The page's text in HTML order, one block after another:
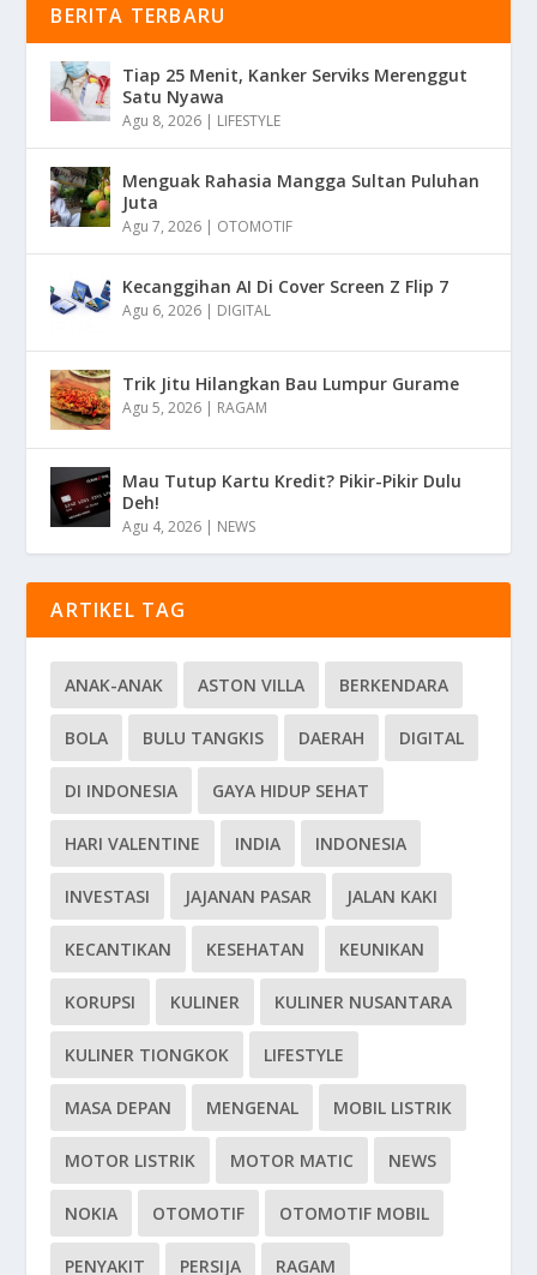
BERITA TERBARU
Tiap 25 Menit, Kanker Serviks Merenggut
Satu Nyawa
Agu 8, 2026 | LIFESTYLE
Menguak Rahasia Mangga Sultan Puluhan
Juta
Agu 7, 2026 | OTOMOTIF
Kecanggihan AI Di Cover Screen Z Flip 7
Agu 6, 2026 | DIGITAL
Trik Jitu Hilangkan Bau Lumpur Gurame
Agu 5, 2026 | RAGAM
Mau Tutup Kartu Kredit? Pikir-Pikir Dulu
Deh!
Agu 4, 2026 | NEWS
ARTIKEL TAG
ANAK-ANAK ASTON VILLA BERKENDARA
BOLA BULU TANGKIS DAERAH DIGITAL
DI INDONESIA GAYA HIDUP SEHAT
HARI VALENTINE INDIA INDONESIA
INVESTASI JAJANAN PASAR JALAN KAKI
KECANTIKAN KESEHATAN KEUNIKAN
KORUPSI KULINER KULINER NUSANTARA
KULINER TIONGKOK LIFESTYLE
MASA DEPAN MENGENAL MOBIL LISTRIK
MOTOR LISTRIK MOTOR MATIC NEWS
NOKIA OTOMOTIF OTOMOTIF MOBIL
PENYAKIT PERSIJA RAGAM